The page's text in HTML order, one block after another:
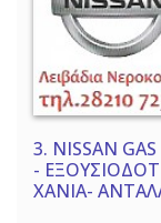
3. NISSAN
-
ΧΑΝΙΑ-